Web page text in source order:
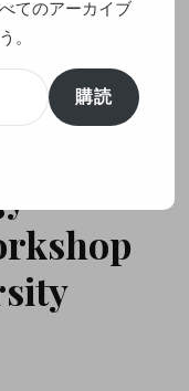
てのアーカイブ
。
購読